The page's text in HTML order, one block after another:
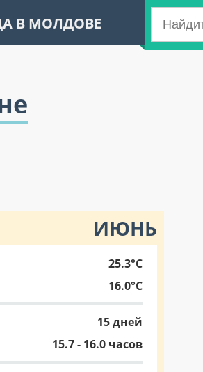
В МОЛДОВЕ
ИЮНЬ
25.3°C
16.0°C
15 дней
15.7 - 16.0 часов